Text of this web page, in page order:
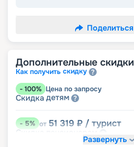
Поделиться
Дополнительные скидки
Как получить скидку
- 100% Цена по запросу
Скидка детям
-5% от 51 319 ₽ / турист
Скидка
Развернуть